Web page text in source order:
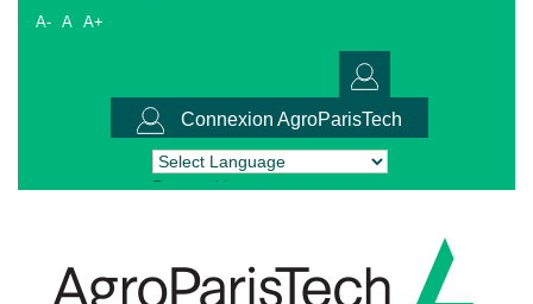
A- A A+
Connexion AgroParisTech
Powered by Translate